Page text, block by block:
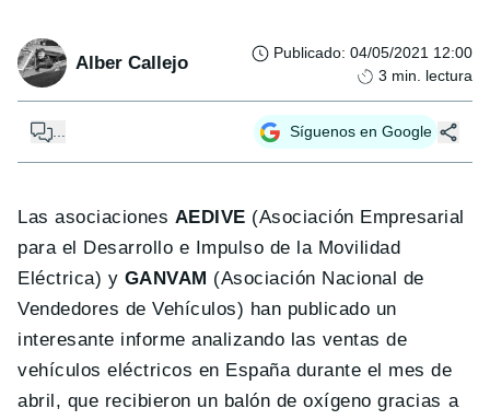
Alber Callejo Publicado: 04/05/2021 12:00
3 min. lectura
... Síguenos en Google
Las asociaciones AEDIVE (Asociación Empresarial
para el Desarrollo e Impulso de la Movilidad
Eléctrica) y GANVAM (Asociación Nacional de
Vendedores de Vehículos) han publicado un
interesante informe analizando las ventas de
vehículos eléctricos en España durante el mes de
abril, que recibieron un balón de oxígeno gracias a